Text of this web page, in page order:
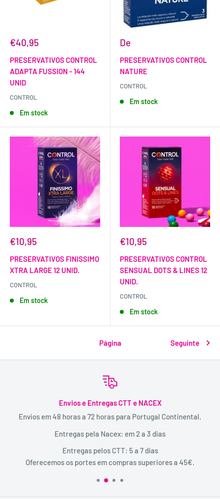
€40,95
PRESERVATIVOS CONTROL
ADAPTA FUSSION - 144
UNID
CONTROL
Em stock
De
PRESERVATIVOS CONTROL
NATURE
CONTROL
Em stock
€10,95
PRESERVATIVOS FINISSIMO
XTRA LARGE 12 UNID.
CONTROL
Em stock
€10,95
PRESERVATIVOS CONTROL
SENSUAL DOTS & LINES 12
UNID.
CONTROL
Em stock
Página Seguinte
Envios e Entregas CTT e NACEX
Envios em 48 horas a 72 horas para Portugal Continental.
Entregas pela Nacex: em 2 a 3 dias
Entregas pelos CTT: 5 a 7 dias
Oferecemos os portes em compras superiores a 45€.